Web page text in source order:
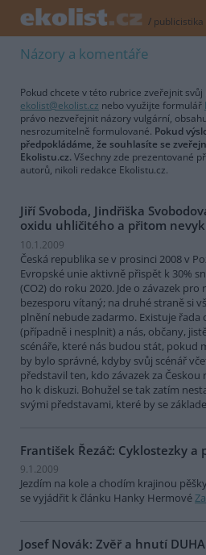
/ publicistika
Názory a komentáře
Pokud chcete v této rubrice zveřejnit
ekolist@ekolist.cz nebo využijte formulář
právo nezveřejnit názory vulgární,
nesrozumitelně formulované. Pokud
předpokládáme, že souhlasíte se
Ekolistu.cz. Všechny zde prezentované
autorů, nikoli redakce Ekolistu.cz.
Jiří Svoboda, Jindřiška
oxidu uhličitého a přitom
10.1.2009
Česká republika se v prosinci 2008 v
Evropské unie aktivně přispět k 30%
(CO2) do roku 2020. Jde o závazek
bezesporu vítaný; na druhé straně si
plnění nebude zadarmo. Existuje řada
(případně i nesplnit) a nás, občany,
scénáře, které nás budou stát, pokud
by bylo správné, kdyby svůj scénář
představil ten, kdo závazek za
ho k diskuzi. Bohužel se tak zatím
svými představami, které by se
František Řezáč: Cyklostezky a
9.1.2009
Jezdím na kole a chodím krajinou
se vyjádřit k článku Hanky Hermové
Josef Novák: Zvěř a hnutí DUHA